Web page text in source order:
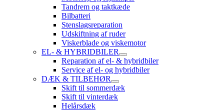
Tandrem og taktkæde
Bilbatteri
Stenslagsreparation
Udskiftning af ruder
Viskerblade og viskemotor
EL- & HYBRIDBILER
Reparation af el- & hybridbiler
Service af el- og hybridbiler
DÆK & TILBEHØR
Skift til sommerdæk
Skift til vinterdæk
Helårsdæk